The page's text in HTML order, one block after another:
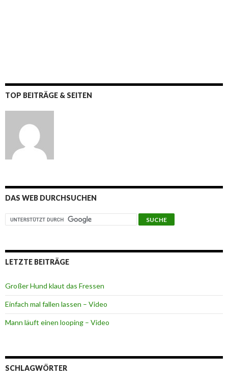
TOP BEITRÄGE & SEITEN
DAS WEB DURCHSUCHEN
LETZTE BEITRÄGE
Großer Hund klaut das Fressen
Einfach mal fallen lassen – Video
Mann läuft einen looping – Video
SCHLAGWÖRTER